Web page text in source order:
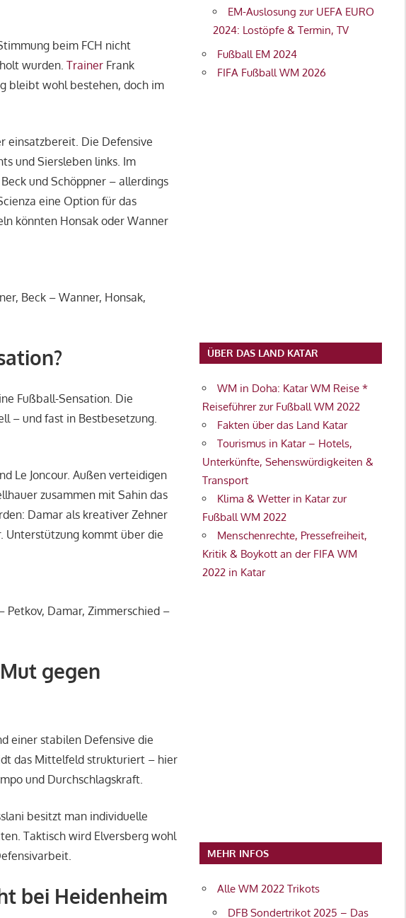
beim FCH nicht
wurden.Trainer Frank
bleibt wohl bestehen, doch im
einsatzbereit. Die Defensive
und Siersleben links. Im
und Schöppner – allerdings
eine Option für das
könnten Honsak oder Wanner
Beck – Wanner, Honsak,
Fußball-Sensation. Die
– und fast in Bestbesetzung.
Le Joncour. Außen verteidigen
zusammen mit Sahin das
Damar als kreativer Zehner
Unterstützung kommt über die
Petkov, Damar, Zimmerschied –
gegen
einer stabilen Defensive die
das Mittelfeld strukturiert – hier
und Durchschlagskraft.
besitzt man individuelle
Taktisch wird Elversberg wohl
bei Heidenheim
EM-Auslosung zur UEFA EURO
2024: Lostöpfe & Termin, TV
Fußball EM 2024
FIFA Fußball WM 2026
ÜBER DAS LAND KATAR
WM in Doha: Katar WM Reise *
Reiseführer zur Fußball WM 2022
Fakten über das Land Katar
Tourismus in Katar – Hotels,
Unterkünfte, Sehenswürdigkeiten &
Transport
Klima & Wetter in Katar zur
Fußball WM 2022
Menschenrechte, Pressefreiheit,
Kritik & Boykott an der FIFA WM
2022 in Katar
MEHR INFOS
Alle WM 2022 Trikots
DFB Sondertrikot 2025 – Das